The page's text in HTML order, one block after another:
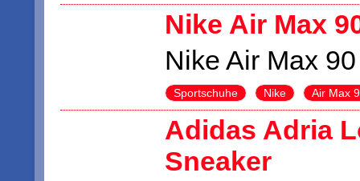
Nike Air Max
Nike Air Max
Sportschuhe Nike Air Max
Adidas Adria
Sneaker